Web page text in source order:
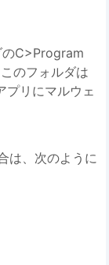
C>Program
のフォルダは
プリにマルウェ
は、次のように